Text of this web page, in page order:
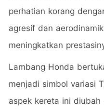
perhatian korang
agresif dan
meningkatkan
Lambang Honda
menjadi simbol variasi
aspek kereta ini